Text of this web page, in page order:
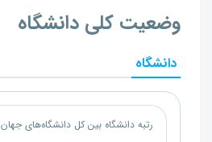
وضعیت کلی دانشگاه
دانشگاه
رتبه دانشگاه بین کل دانشگاه‌های جهان